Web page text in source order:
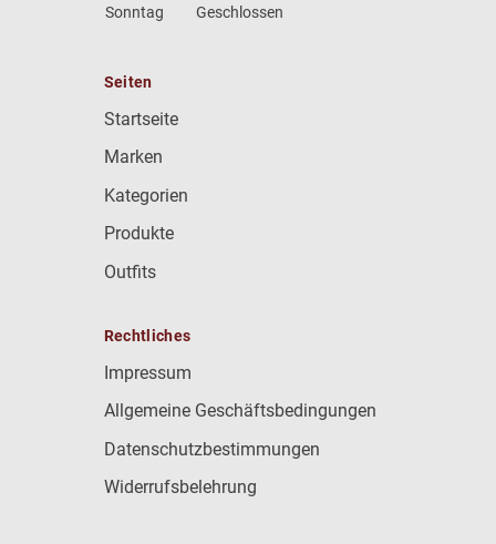
Sonntag
Geschlossen
Seiten
Startseite
Marken
Kategorien
Produkte
Outfits
Rechtliches
Impressum
Allgemeine Geschäftsbedingungen
Datenschutzbestimmungen
Widerrufsbelehrung